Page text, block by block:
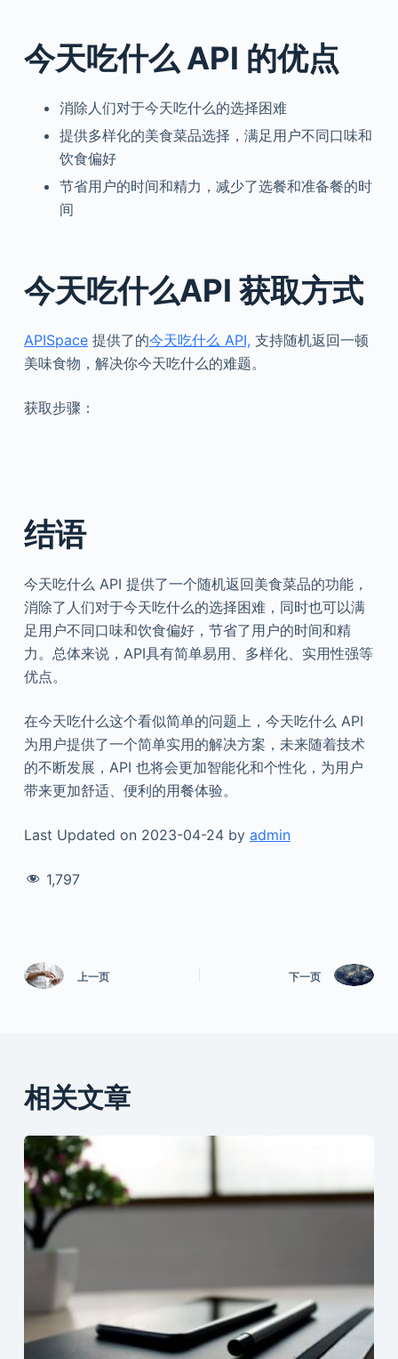
今天吃什么 API 的优点
消除人们对于今天吃什么的选择困难
提供多样化的美食菜品选择，满足用户不同口味和
饮食偏好
节省用户的时间和精力，减少了选餐和准备餐的时
间
今天吃什么API 获取方式
APISpace提供了的今天吃什么 API, 支持随机返回一顿
美味食物，解决你今天吃什么的难题。
获取步骤：
结语
今天吃什么 API 提供了一个随机返回美食菜品的功能，
消除了人们对于今天吃什么的选择困难，同时也可以满
足用户不同口味和饮食偏好，节省了用户的时间和精
力。总体来说，API具有简单易用、多样化、实用性强等
优点。
在今天吃什么这个看似简单的问题上，今天吃什么 API
为用户提供了一个简单实用的解决方案，未来随着技术
的不断发展，API 也将会更加智能化和个性化，为用户
带来更加舒适、便利的用餐体验。
Last Updated on 2023-04-24 by admin
1,797
上一页 下一页
相关文章